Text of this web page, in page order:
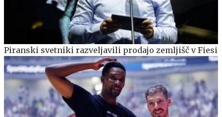
Piranski svetniki razveljavili prodajo zemljišč v Fiesi